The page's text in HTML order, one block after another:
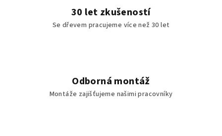
30 let zkušeností
Se dřevem pracujeme více než 30 let
Odborná montáž
Montáže zajišťujeme našimi pracovníky